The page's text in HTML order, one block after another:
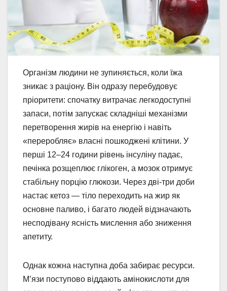
Організм людини не зупиняється, коли їжа
зникає з раціону. Він одразу перебудовує
пріоритети: спочатку витрачає легкодоступні
запаси, потім запускає складніші механізми
перетворення жирів на енергію і навіть
«переробляє» власні пошкоджені клітини. У
перші 12–24 години рівень інсуліну падає,
печінка розщеплює глікоген, а мозок отримує
стабільну порцію глюкози. Через дві-три доби
настає кетоз — тіло переходить на жир як
основне паливо, і багато людей відзначають
несподівану ясність мислення або зниження
апетиту.
Однак кожна наступна доба забирає ресурси.
М’язи поступово віддають амінокислоти для